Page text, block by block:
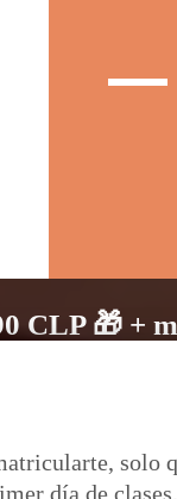
CLP 🎁 +
solo
día de clases.